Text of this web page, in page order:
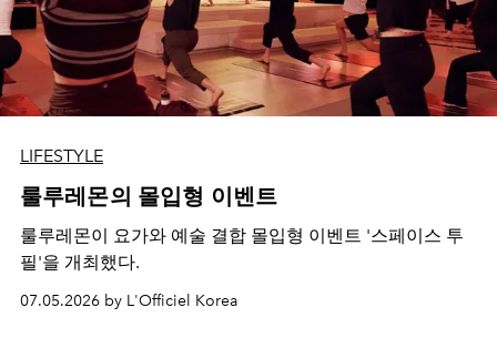
LIFESTYLE
룰루레몬의 몰입형 이벤트
룰루레몬이 요가와 예술 결합 몰입형 이벤트 '스페이스 투
필'을 개최했다.
07.05.2026 by L'Officiel Korea